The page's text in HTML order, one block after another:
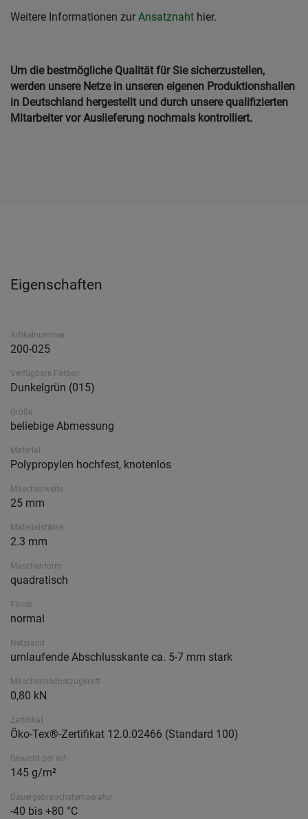
Weitere Informationen zur Ansatznaht hier.
Um die bestmögliche Qualität für Sie sicherzustellen,
werden unsere Netze in unseren eigenen Produktionshallen
in Deutschland hergestellt und durch unsere qualifizierten
Mitarbeiter vor Auslieferung nochmals kontrolliert.
Eigenschaften
Artikelnummer
200-025
Verfügbare Farben
Dunkelgrün (015)
Größe
beliebige Abmessung
Material
Polypropylen hochfest, knotenlos
Maschenweite
25 mm
Materialstärke
2.3 mm
Maschenform
quadratisch
Finish
normal
Netzrand
umlaufende Abschlusskante ca. 5-7 mm stark
Maschenhöchstzugkraft
0,80 kN
Zertifikat
Öko-Tex®-Zertifikat 12.0.02466 (Standard 100)
Gewicht per m²
145 g/m²
Dauergebrauchstemperatur
-40 bis +80 °C